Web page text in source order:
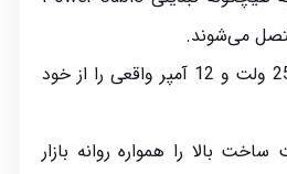
می‌شوند.
این کابل می‌تواند تا 250 ولت و 12 آمپر واقعی را از خود
بالا را همواره روانه بازار